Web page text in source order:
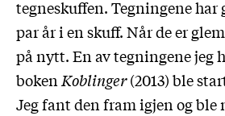
tegneskuffen. Tegningene har
par år i en skuff. Når de er
på nytt. En av tegningene jeg
bokenKoblinger(2013) ble
Jeg fant den fram igjen og ble